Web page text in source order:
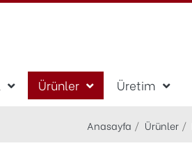
Ürünler Üretim
Anasayfa Ürünler